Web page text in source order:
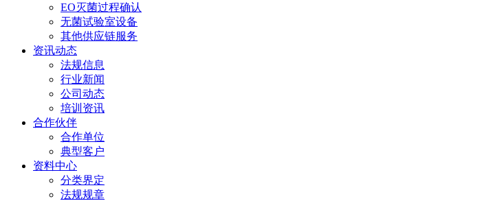
EO灭菌过程确认
无菌试验室设备
其他供应链服务
资讯动态
法规信息
行业新闻
公司动态
培训资讯
合作伙伴
合作单位
典型客户
资料中心
分类界定
法规规章